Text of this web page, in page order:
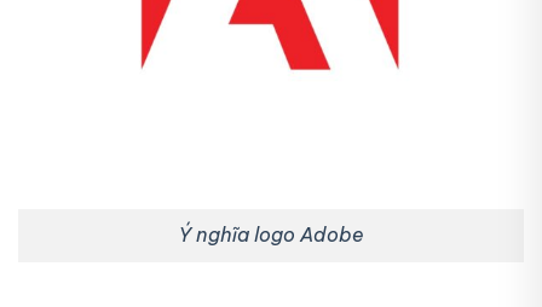
Ý nghĩa logo Adobe